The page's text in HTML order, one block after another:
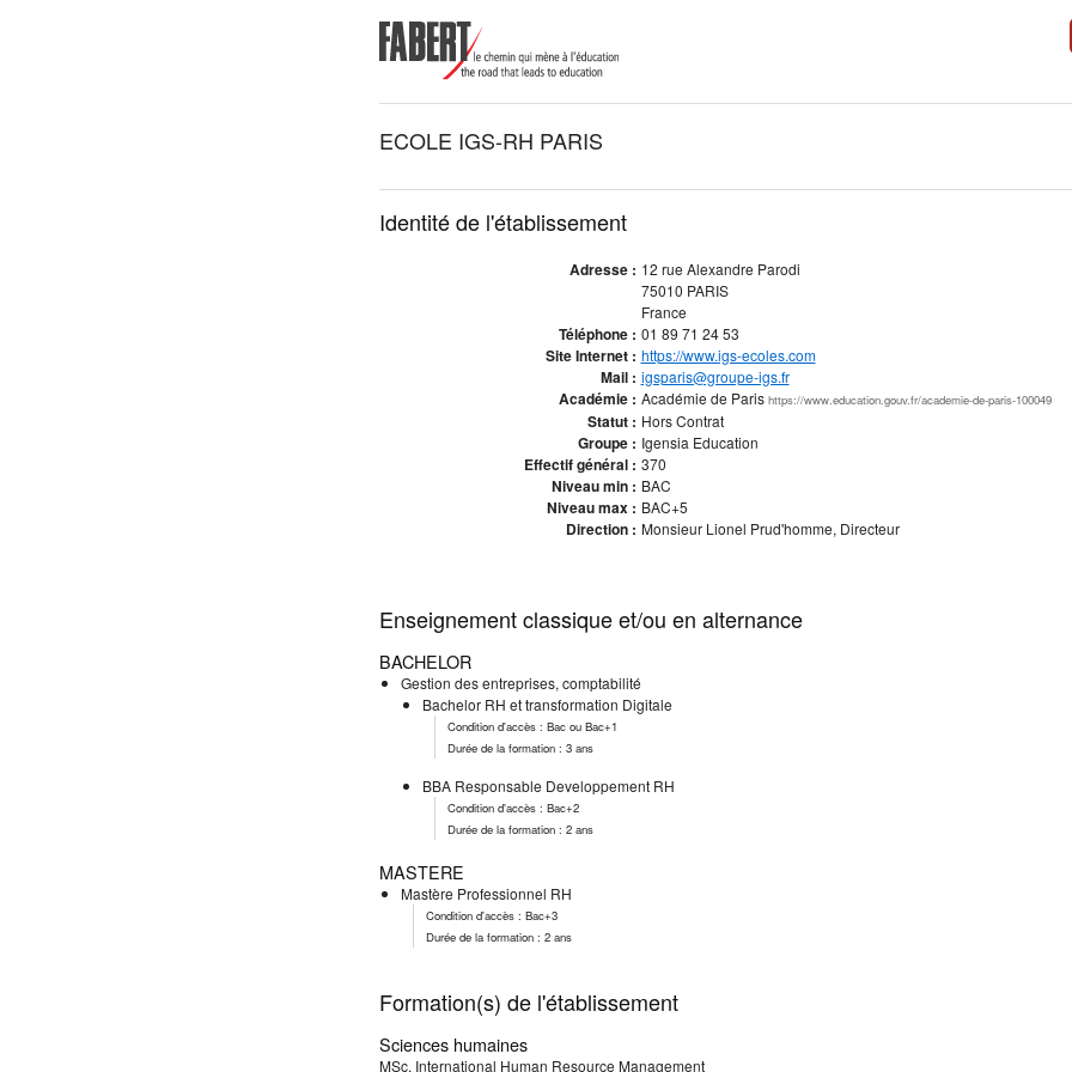
ECOLE IGS-RH PARIS
Identité de l'établissement
Adresse : 12 rue Alexandre Parodi
75010 PARIS
France
Téléphone : 01 89 71 24 53
Site Internet : https://www.igs-ecoles.com
Mail : igsparis@groupe-igs.fr
Académie : Académie de Paris https://www.education.gouv.fr/academie-de-paris-100049
Statut : Hors Contrat
Groupe : Igensia Education
Effectif général : 370
Niveau min : BAC
Niveau max : BAC+5
Direction : Monsieur Lionel Prud'homme, Directeur
Enseignement classique et/ou en alternance
BACHELOR
Gestion des entreprises, comptabilité
Bachelor RH et transformation Digitale
Condition d'accès : Bac ou Bac+1
Durée de la formation : 3 ans
BBA Responsable Developpement RH
Condition d'accès : Bac+2
Durée de la formation : 2 ans
MASTERE
Mastère Professionnel RH
Condition d'accès : Bac+3
Durée de la formation : 2 ans
Formation(s) de l'établissement
Sciences humaines
MSc. International Human Resource Management